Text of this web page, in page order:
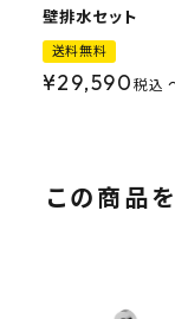
壁排水セット
送料無料
¥29,590税込
この商品